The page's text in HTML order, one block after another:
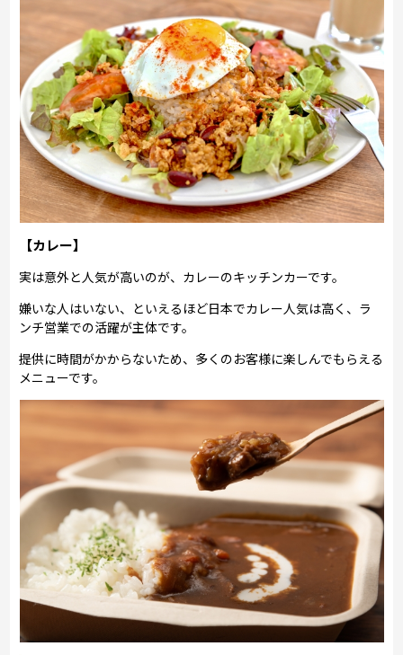
【カレー】
実は意外と人気が高いのが、カレーのキッチンカーです。
嫌いな人はいない、といえるほど日本でカレー人気は高く、ラ
ンチ営業での活躍が主体です。
提供に時間がかからないため、多くのお客様に楽しんでもらえる
メニューです。